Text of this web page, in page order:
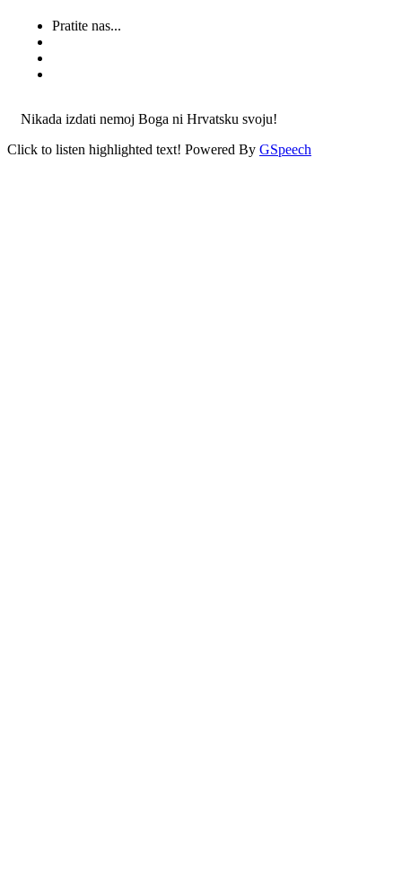
Pratite nas...
Nikada izdati nemoj Boga ni Hrvatsku svoju!
Click to listen highlighted text! Powered By GSpeech